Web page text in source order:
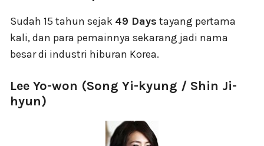
Sudah 15 tahun sejak 49 Days tayang pertama
kali, dan para pemainnya sekarang jadi nama
besar di industri hiburan Korea.
Lee Yo-won (Song Yi-kyung / Shin Ji-
hyun)